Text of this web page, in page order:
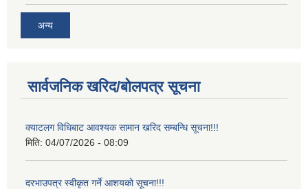
अन्य
सार्वजनिक खरिद/बोलपत्र सूचना
क्याटलग विधिबाट आवश्यक सामान खरिद सम्बन्धि सूचना!!!
मिति: 04/07/2026 - 08:09
दरभाउपत्र स्वीकृत गर्ने आशयको सूचना!!!